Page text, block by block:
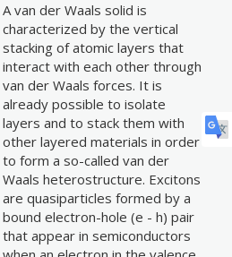
A van der Waals solid is
characterized by the vertical
stacking of atomic layers that
interact with each other through
van der Waals forces. It is
already possible to isolate
layers and to stack them with
other layered materials in order
to form a so-called van der
Waals heterostructure. Excitons
are quasiparticles formed by a
bound electron-hole (e - h) pair
that appear in semiconductors